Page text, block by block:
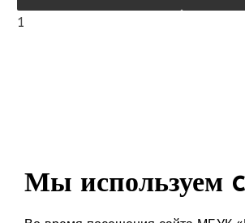
1
Мы используем